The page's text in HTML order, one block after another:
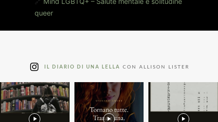
queer
IL DIARIO DI UNA LELLA CON ALLISON LISTER